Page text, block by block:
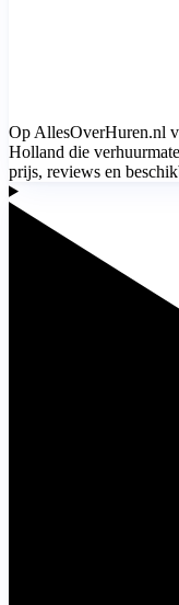
Op AllesOverHuren.nl
Holland die
prijs, reviews en